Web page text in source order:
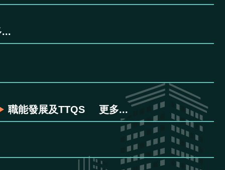
...
職能發展及TTQS 更多...